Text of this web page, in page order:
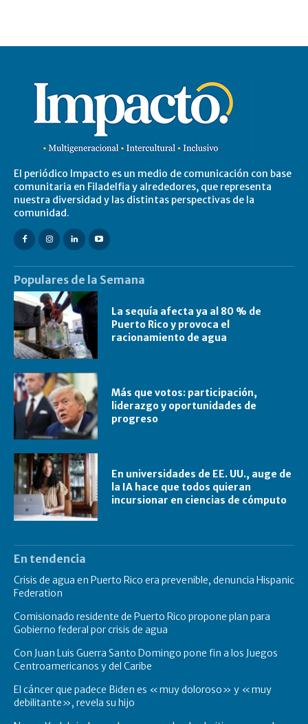
El periódico Impacto es un medio de comunicación con base
comunitaria en Filadelfia y alrededores, que representa
nuestra diversidad y las distintas perspectivas de la
comunidad.
Populares de la Semana
La sequía afecta ya al 80 % de
Puerto Rico y provoca el
racionamiento de agua
Más que votos: participación,
liderazgo y oportunidades de
progreso
En universidades de EE. UU., auge de
la IA hace que todos quieran
incursionar en ciencias de cómputo
En tendencia
Crisis de agua en Puerto Rico era prevenible, denuncia Hispanic
Federation
Comisionado residente de Puerto Rico propone plan para
Gobierno federal por crisis de agua
Con Juan Luis Guerra Santo Domingo pone fin a los Juegos
Centroamericanos y del Caribe
El cáncer que padece Biden es «muy doloroso» y «muy
debilitante», revela su hijo